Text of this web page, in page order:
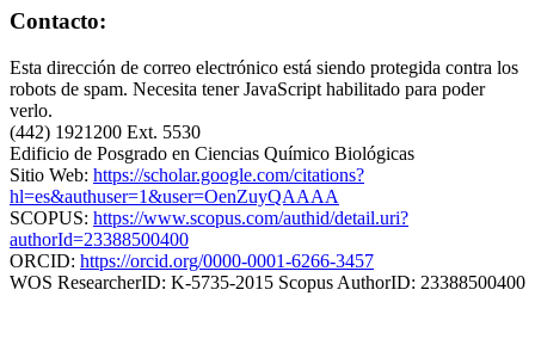
Contacto:
Esta dirección de correo electrónico está siendo protegida contra los
robots de spam. Necesita tener JavaScript habilitado para poder
verlo.
(442) 1921200 Ext. 5530
Edificio de Posgrado en Ciencias Químico Biológicas
Sitio Web: https://scholar.google.com/citations?
hl=es&authuser=1&user=OenZuyQAAAA
SCOPUS: https://www.scopus.com/authid/detail.uri?
authorId=23388500400
ORCID: https://orcid.org/0000-0001-6266-3457
WOS ResearcherID: K-5735-2015 Scopus AuthorID: 23388500400